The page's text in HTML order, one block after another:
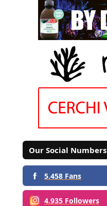
Our Social Numbers
5.458 Fans
4.935 Followers